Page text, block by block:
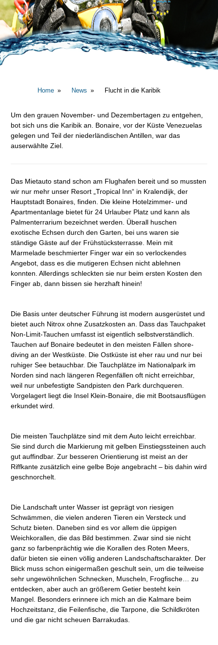
Home News Flucht in die Karibik
Um den grauen November- und Dezembertagen zu entgehen,
bot sich uns die Karibik an. Bonaire, vor der Küste Venezuelas
gelegen und Teil der niederländischen Antillen, war das
auserwählte Ziel.
Das Mietauto stand schon am Flughafen bereit und so mussten
wir nur mehr unser Resort „Tropical Inn“ in Kralendijk, der
Hauptstadt Bonaires, finden. Die kleine Hotelzimmer- und
Apartmentanlage bietet für 24 Urlauber Platz und kann als
Palmenterrarium bezeichnet werden. Überall huschen
exotische Echsen durch den Garten, bei uns waren sie
ständige Gäste auf der Frühstücksterrasse. Mein mit
Marmelade beschmierter Finger war ein so verlockendes
Angebot, dass es die mutigeren Echsen nicht ablehnen
konnten. Allerdings schleckten sie nur beim ersten Kosten den
Finger ab, dann bissen sie herzhaft hinein!
Die Basis unter deutscher Führung ist modern ausgerüstet und
bietet auch Nitrox ohne Zusatzkosten an. Dass das Tauchpaket
Non-Limit-Tauchen umfasst ist eigentlich selbstverständlich.
Tauchen auf Bonaire bedeutet in den meisten Fällen shore-
diving an der Westküste. Die Ostküste ist eher rau und nur bei
ruhiger See betauchbar. Die Tauchplätze im Nationalpark im
Norden sind nach längeren Regenfällen oft nicht erreichbar,
weil nur unbefestigte Sandpisten den Park durchqueren.
Vorgelagert liegt die Insel Klein-Bonaire, die mit Bootsausflügen
erkundet wird.
Die meisten Tauchplätze sind mit dem Auto leicht erreichbar.
Sie sind durch die Markierung mit gelben Einstiegssteinen auch
gut auffindbar. Zur besseren Orientierung ist meist an der
Riffkante zusätzlich eine gelbe Boje angebracht – bis dahin wird
geschnorchelt.
Die Landschaft unter Wasser ist geprägt von riesigen
Schwämmen, die vielen anderen Tieren ein Versteck und
Schutz bieten. Daneben sind es vor allem die üppigen
Weichkorallen, die das Bild bestimmen. Zwar sind sie nicht
ganz so farbenprächtig wie die Korallen des Roten Meers,
dafür bieten sie einen völlig anderen Landschaftscharakter. Der
Blick muss schon einigermaßen geschult sein, um die teilweise
sehr ungewöhnlichen Schnecken, Muscheln, Frogfische… zu
entdecken, aber auch an größerem Getier besteht kein
Mangel. Besonders erinnere ich mich an die Kalmare beim
Hochzeitstanz, die Feilenfische, die Tarpone, die Schildkröten
und die gar nicht scheuen Barrakudas.